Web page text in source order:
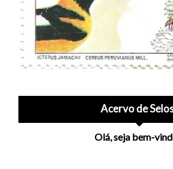
Acervo de
Olá, seja bem-